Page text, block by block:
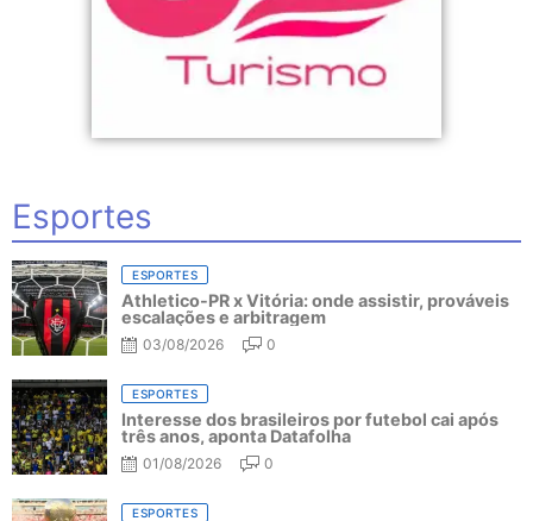
Esportes
ESPORTES
Athletico-PR x Vitória: onde assistir, prováveis
escalações e arbitragem
03/08/2026 0
ESPORTES
Interesse dos brasileiros por futebol cai após
três anos, aponta Datafolha
01/08/2026 0
ESPORTES